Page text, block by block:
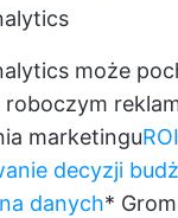
może
roboczym
marketingu
decyzji
danych*